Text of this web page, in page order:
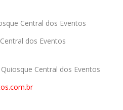
Central dos Eventos
dos Eventos
Central dos Eventos
com.br